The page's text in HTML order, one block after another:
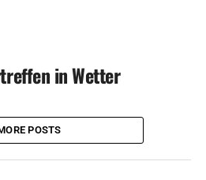
in Wetter
POSTS